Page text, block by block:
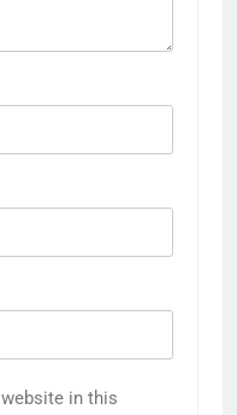
in this